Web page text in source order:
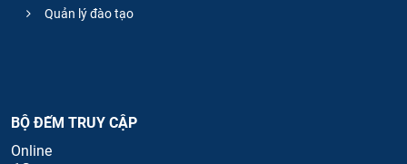
Quản lý đào tạo
BỘ ĐẾM TRUY CẬP
Online